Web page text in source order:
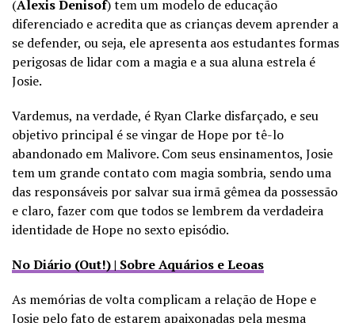
(Alexis Denisof) tem um modelo de educação
diferenciado e acredita que as crianças devem aprender a
se defender, ou seja, ele apresenta aos estudantes formas
perigosas de lidar com a magia e a sua aluna estrela é
Josie.
Vardemus, na verdade, é Ryan Clarke disfarçado, e seu
objetivo principal é se vingar de Hope por tê-lo
abandonado em Malivore. Com seus ensinamentos, Josie
tem um grande contato com magia sombria, sendo uma
das responsáveis por salvar sua irmã gêmea da possessão
e claro, fazer com que todos se lembrem da verdadeira
identidade de Hope no sexto episódio.
No Diário (Out!) | Sobre Aquários e Leoas
As memórias de volta complicam a relação de Hope e
Josie pelo fato de estarem apaixonadas pela mesma